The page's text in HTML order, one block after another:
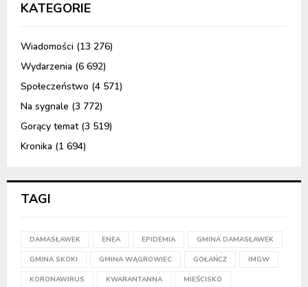
KATEGORIE
Wiadomości (13 276)
Wydarzenia (6 692)
Społeczeństwo (4 571)
Na sygnale (3 772)
Gorący temat(3 519)
Kronika (1 694)
TAGI
DAMASŁAWEK ENEA EPIDEMIA GMINA DAMASŁAWEK
GMINA SKOKI GMINA WĄGROWIEC GOŁAŃCZ IMGW
KORONAWIRUS KWARANTANNA MIEŚCISKO